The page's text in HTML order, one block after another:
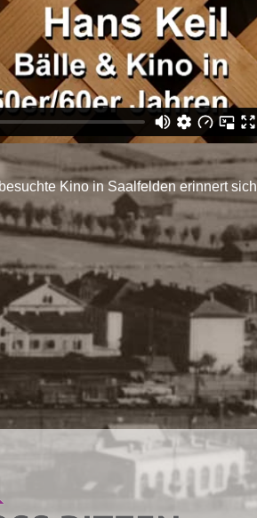
Kino in Saalfelden erinnert sich